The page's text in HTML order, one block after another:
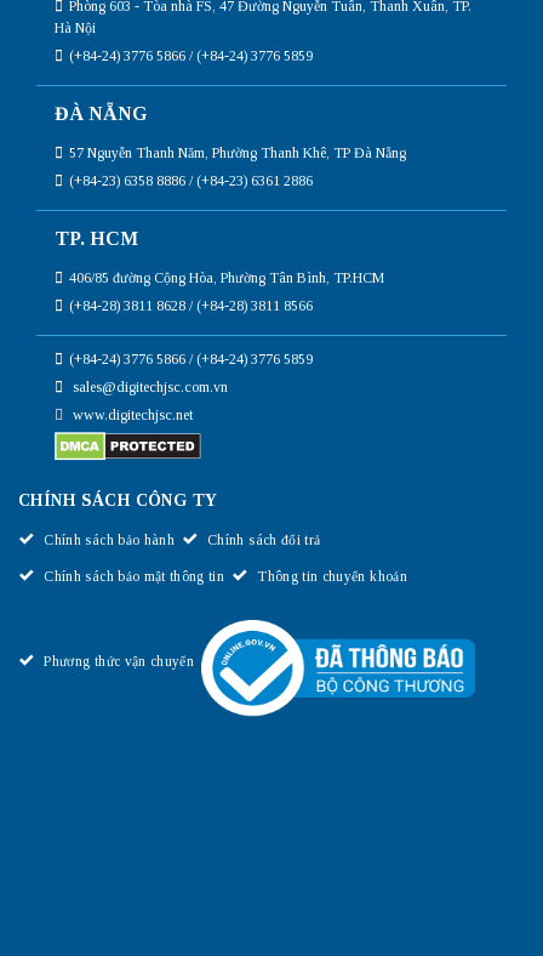
Phòng 603 - Tòa nhà FS, 47 Đường Nguyễn Tuân, Thanh Xuân, TP.
Hà Nội
(+84-24) 3776 5866 / (+84-24) 3776 5859
ĐÀ NẴNG
57 Nguyễn Thanh Năm, Phường Thanh Khê, TP Đà Nẵng
(+84-23) 6358 8886 / (+84-23) 6361 2886
TP. HCM
406/85 đường Cộng Hòa, Phường Tân Bình, TP.HCM
(+84-28) 3811 8628 / (+84-28) 3811 8566
(+84-24) 3776 5866 / (+84-24) 3776 5859
sales@digitechjsc.com.vn
www.digitechjsc.net
CHÍNH SÁCH CÔNG TY
Chính sách bảo hành Chính sách đổi trả
Chính sách bảo mật thông tin Thông tin chuyển khoản
Phương thức vận chuyển